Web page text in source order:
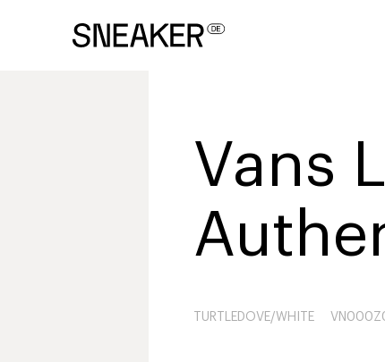
Vans
TURTLEDOVE/WHITE